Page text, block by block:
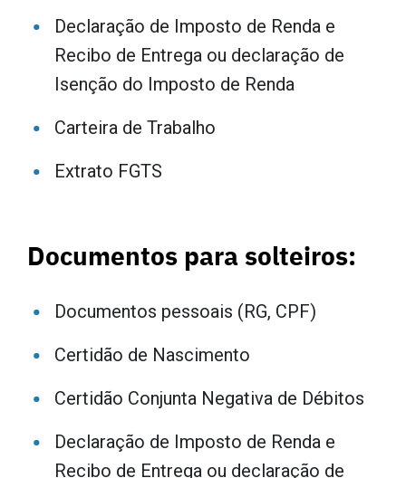
Declaração de Imposto de Renda e
Recibo de Entrega ou declaração de
Isenção do Imposto de Renda
Carteira de Trabalho
Extrato FGTS
Documentos para solteiros:
Documentos pessoais (RG, CPF)
Certidão de Nascimento
Certidão Conjunta Negativa de Débitos
Declaração de Imposto de Renda e
Recibo de Entrega ou declaração de